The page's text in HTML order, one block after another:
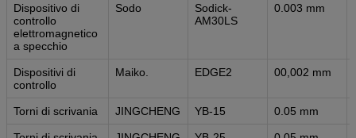
Dispositivo di
controllo
elettromagnetico
a specchio
Sodo
Sodick-
AM30LS
0.003 mm
Dispositivi di
controllo
Maiko. EDGE2 00,002 mm
Torni di scrivania JINGCHENG YB-15 0.05 mm